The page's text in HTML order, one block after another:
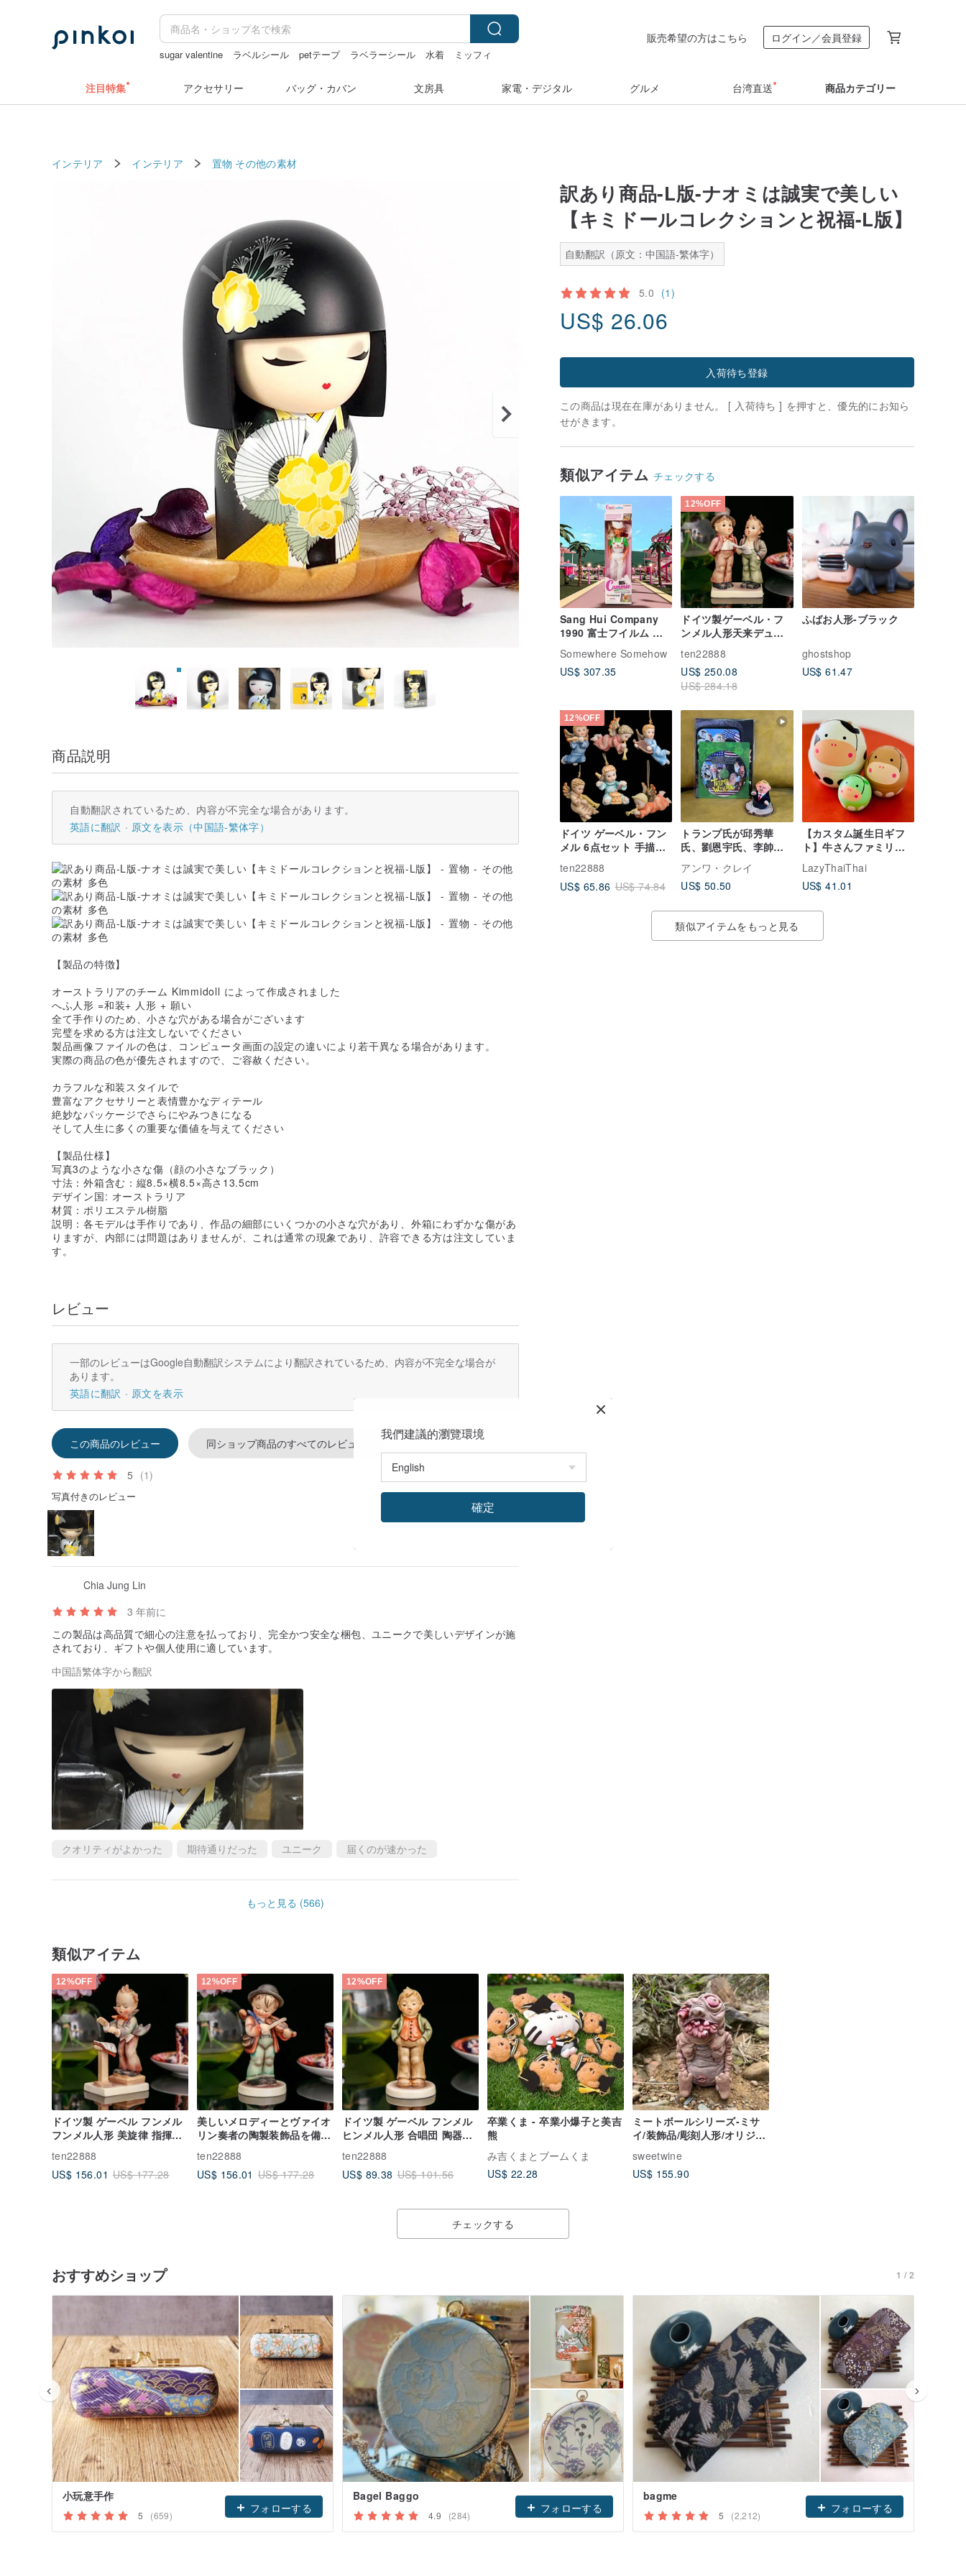
sugar valentine ラベルシール petテープ ラベラーシール 水着
ミッフィ
販売希望の方はこちら ログイン／会員登録
注目特集 アクセサリー バッグ・カバン 文房具 家電・デジタル グルメ 台湾直送 商品カテゴリー
インテリア インテリア 置物 その他の素材
訳あり商品-L版-ナオミは誠実で美しい
【キミドールコレクションと祝福-L版】
自動翻訳（原文：中国語-繁体字）
5.0 (1)
US$ 26.06
入荷待ち登録
この商品は現在在庫がありません。 [ 入荷待ち ] を押すと、優先的にお知ら
せがきます。
類似アイテム チェックする
Sang Hui Company
1990 富士フイルム フ
ジ バービー 写真家 フ
ォトグラファー バービ
ー
Somewhere Somehow
US$ 307.35
12%OFF
ドイツ製ゲーベル・フ
ンメル人形天来デュオ
ン装​​飾品人形彫刻
ten22888
US$ 250.08
US$ 284.18
ふばお人形-ブラック
ghostshop
US$ 61.47
12%OFF
ドイツ ゲーベル・フン
メル 6点セット 手描き
使 飾りペンダント
ten22888
US$ 65.86 US$ 74.84
トランプ氏が邱秀華
氏、劉恩宇氏、李帥
アニメーションとフィ
ギュアを獲得
アンワ・クレイ
US$ 50.50
【カスタム誕生日ギフ
ト】牛さんファミリー
マトリョーシカ 手彫り
木製置物 フィギュア
LazyThaiThai
US$ 41.01
類似アイテムをもっと見る
商品説明
自動翻訳されているため、内容が不完全な場合があります。
英語に翻訳
原文を表示（中国語-繁体字）
【製品の特徴】
オーストラリアのチーム Kimmidoll によって作成されました
へふ人形 =和装+ 人形 + 願い
全て手作りのため、小さな穴がある場合がございます
完璧を求める方は注文しないでください
製品画像ファイルの色は、コンピュータ画面の設定の違いにより若干異なる場合があります。
実際の商品の色が優先されますので、ご容赦ください。
カラフルな和装スタイルで
豊富なアクセサリーと表情豊かなディテール
絶妙なパッケージでさらにやみつきになる
そして人生に多くの重要な価値を与えてください
【製品仕様】
写真3のような小さな傷（顔の小さなブラック）
寸法：外箱含む：縦8.5×横8.5×高さ13.5cm
デザイン国: オーストラリア
材質：ポリエステル樹脂
説明：各モデルは手作りであり、作品の細部にいくつかの小さな穴があり、外箱にわずかな傷があ
りますが、内部には問題はありませんが、これは通常の現象であり、許容できる方は注文していま
す。
レビュー
一部のレビューはGoogle自動翻訳システムにより翻訳されているため、内容が不完全な場合が
あります。
英語に翻訳
原文を表示
この商品のレビュー 同ショップ商品のすべてのレビュー
5 (1)
写真付きのレビュー
Chia Jung Lin
3 年前に
この製品は高品質で細心の注意を払っており、完全かつ安全な梱包、ユニークで美しいデザインが施
されており、ギフトや個人使用に適しています。
中国語繁体字から翻訳
クオリティがよかった 期待通りだった ユニーク 届くのが速かった
もっと見る (566)
類似アイテム
12%OFF
ドイツ製 ゲーベル フンメル
フンメル人形 美旋律 指揮者
ten22888
US$ 156.01 US$ 177.28
12%OFF
美しいメロディーとヴァイオ
リン奏者の陶製装飾品を備え
メル人形
ten22888
US$ 156.01 US$ 177.28
12%OFF
ドイツ製 ゲーベル フンメル
ヒンメル人形 合唱団 陶器人
ten22888
US$ 89.38 US$ 101.56
卒業くま - 卒業小爆子と美吉
熊
み吉くまとブームくま
US$ 22.28
ミートボールシリーズ-ミサ
イ/装飾品/彫刻人形/オリジナ
sweetwine
US$ 155.90
チェックする
おすすめショップ 1 / 2
小玩意手作
5 (659)
フォローする
Bagel Baggo
4.9 (284)
フォローする
bagme
5 (2,212)
フォローする
我們建議的瀏覽環境
確定